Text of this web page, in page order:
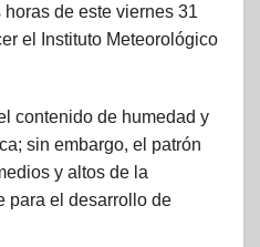
de este viernes 31
el Instituto Meteorológico
contenido de humedad y
sin embargo, el patrón
y altos de la
para el desarrollo de